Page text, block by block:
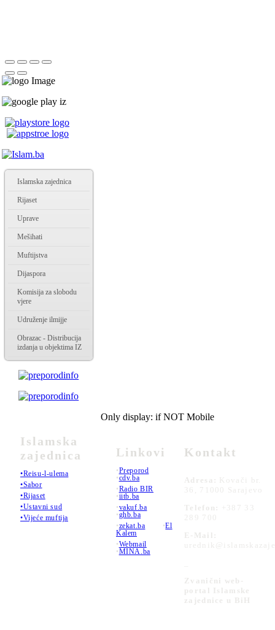
Islamska zajednica
Rijaset
Uprave
Mešihati
Muftijstva
Dijaspora
Komisija za slobodu
vjere
Udruženje ilmijje
Obrazac - Distribucija
izdanja u objektima IZ
Islamska
zajednica
•Reisu-l-ulema
•Sabor
•Rijaset
•Ustavni sud
•Vijeće muftija
Only display: if NOT Mobile
Linkovi
•Preporod
•cdv.ba
•Radio BIR
•iitb.ba
•vakuf.ba
•ghb.ba
•zekat.ba •El
Kalem
•Webmail
•MINA.ba
Kontakt
Adresa:
Kovači br.
36, 71000 Sarajevo
Telefon:
+387 33
289 700
E-Mail:
Zvanični web-
portal Islamske
zajednice u BiH